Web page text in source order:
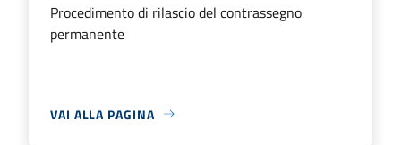
Procedimento di rilascio del contrassegno
permanente
VAI ALLA PAGINA